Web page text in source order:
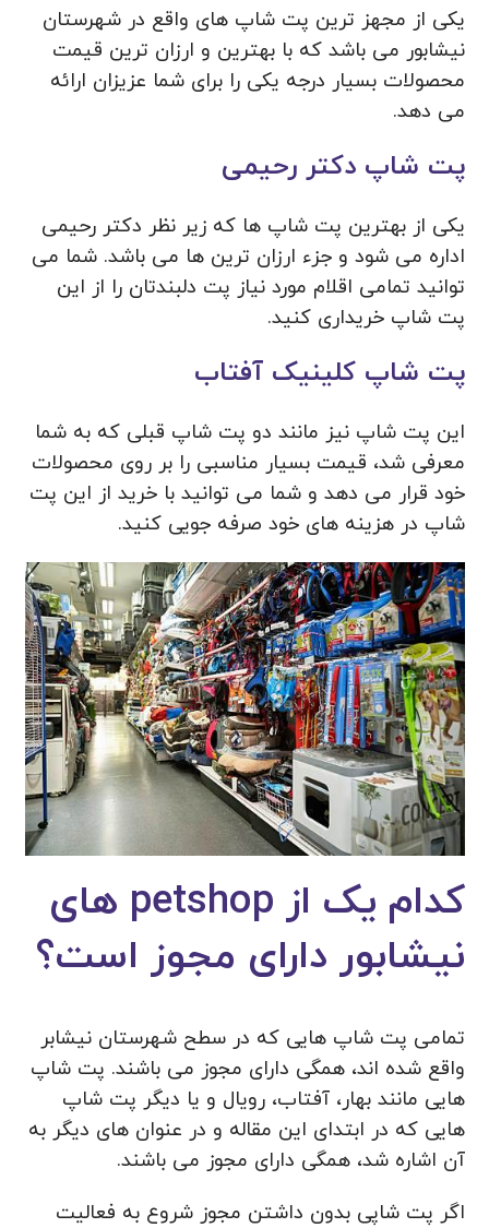
یکی از مجهز ترین پت شاپ های واقع در شهرستان
نیشابور می باشد که با بهترین و ارزان ترین قیمت
محصولات بسیار درجه یکی را برای شما عزیزان ارائه
می دهد.
پت شاپ دکتر رحیمی
یکی از بهترین پت شاپ ها که زیر نظر دکتر رحیمی
اداره می شود و جزء ارزان ترین ها می باشد. شما می
توانید تمامی اقلام مورد نیاز پت دلبندتان را از این
پت شاپ خریداری کنید.
پت شاپ کلینیک آفتاب
این پت شاپ نیز مانند دو پت شاپ قبلی که به شما
معرفی شد، قیمت بسیار مناسبی را بر روی محصولات
خود قرار می دهد و شما می توانید با خرید از این پت
شاپ در هزینه های خود صرفه جویی کنید.
کدام یک از petshop های
نیشابور دارای مجوز است؟
تمامی پت شاپ هایی که در سطح شهرستان نیشابر
واقع شده اند، همگی دارای مجوز می باشند. پت شاپ
هایی مانند بهار، آفتاب، رویال و یا دیگر پت شاپ
هایی که در ابتدای این مقاله و در عنوان های دیگر به
آن اشاره شد، همگی دارای مجوز می باشند.
اگر پت شاپی بدون داشتن مجوز شروع به فعالیت